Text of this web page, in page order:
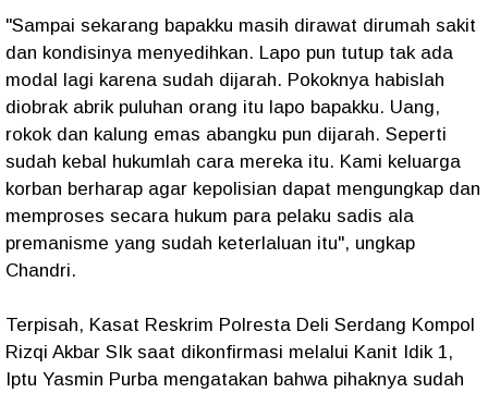
"Sampai sekarang bapakku masih dirawat dirumah sakit
dan kondisinya menyedihkan. Lapo pun tutup tak ada
modal lagi karena sudah dijarah. Pokoknya habislah
diobrak abrik puluhan orang itu lapo bapakku. Uang,
rokok dan kalung emas abangku pun dijarah. Seperti
sudah kebal hukumlah cara mereka itu. Kami keluarga
korban berharap agar kepolisian dapat mengungkap dan
memproses secara hukum para pelaku sadis ala
premanisme yang sudah keterlaluan itu", ungkap
Chandri.
Terpisah, Kasat Reskrim Polresta Deli Serdang Kompol
Rizqi Akbar SIk saat dikonfirmasi melalui Kanit Idik 1,
Iptu Yasmin Purba mengatakan bahwa pihaknya sudah